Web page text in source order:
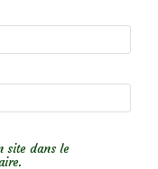
site dans le